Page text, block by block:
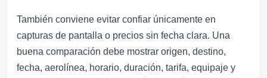
También conviene evitar confiar únicamente en
capturas de pantalla o precios sin fecha clara. Una
buena comparación debe mostrar origen, destino,
fecha, aerolínea, horario, duración, tarifa, equipaje y